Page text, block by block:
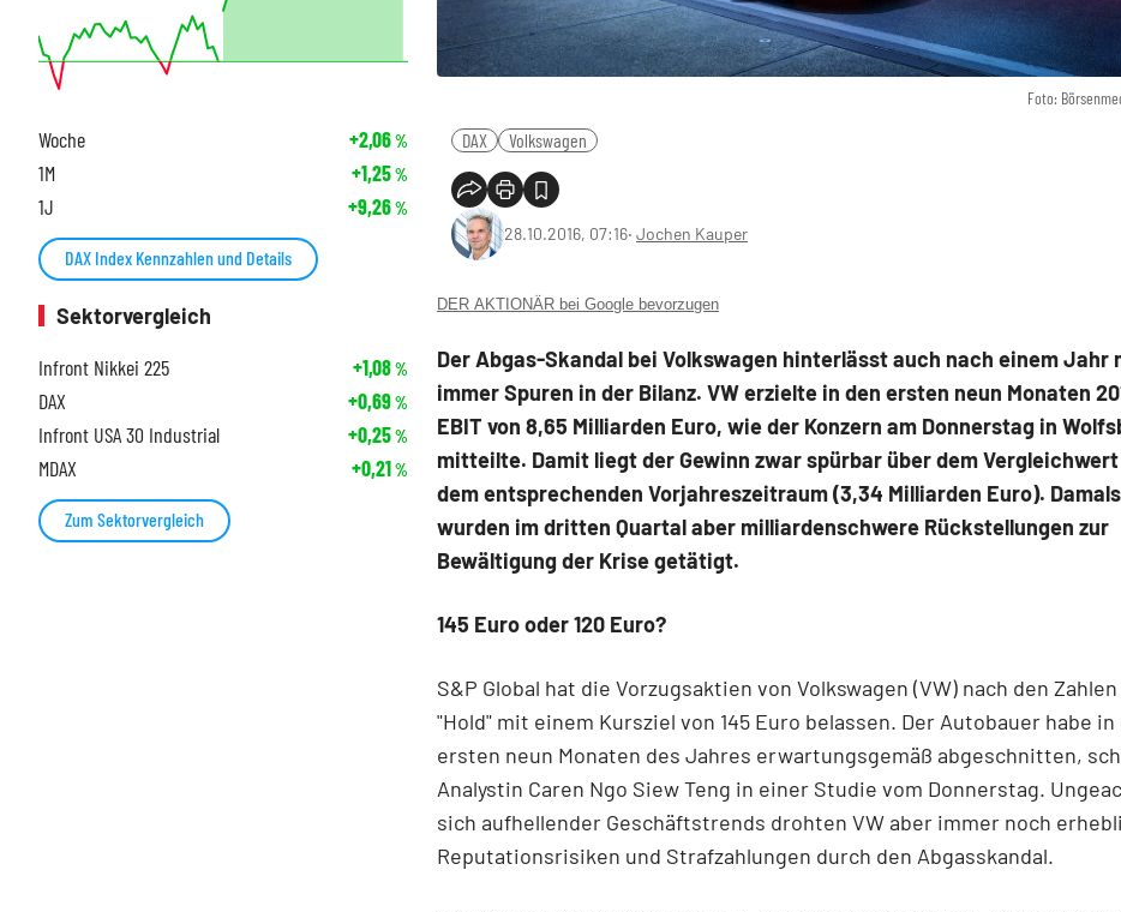
Foto:
DAX Volkswagen
28.10.2016, 07:16‧ Jochen Kauper
DER AKTIONÄR bei Google bevorzugen
Der Abgas-Skandal bei Volkswagen hinterlässt auch nach einem Jahr
immer Spuren in der Bilanz. VW erzielte in den ersten neun Monaten
EBIT von 8,65 Milliarden Euro, wie der Konzern am Donnerstag in
mitteilte. Damit liegt der Gewinn zwar spürbar über dem
dem entsprechenden Vorjahreszeitraum (3,34 Milliarden Euro). Damals
wurden im dritten Quartal aber milliardenschwere Rückstellungen zur
Bewältigung der Krise getätigt.
145 Euro oder 120 Euro?
S&P Global hat die Vorzugsaktien von Volkswagen (VW) nach den
"Hold" mit einem Kursziel von 145 Euro belassen. Der Autobauer habe in
ersten neun Monaten des Jahres erwartungsgemäß abgeschnitten,
Analystin Caren Ngo Siew Teng in einer Studie vom Donnerstag.
sich aufhellender Geschäftstrends drohten VW aber immer noch
Reputationsrisiken und Strafzahlungen durch den Abgasskandal.
Woche +2,06%
1M +1,25%
1J +9,26%
DAX Index Kennzahlen und Details
Sektorvergleich
Infront Nikkei 225
+1,08%
DAX +0,69%
Infront USA 30 Industrial +0,25%
MDAX +0,21%
Zum Sektorvergleich